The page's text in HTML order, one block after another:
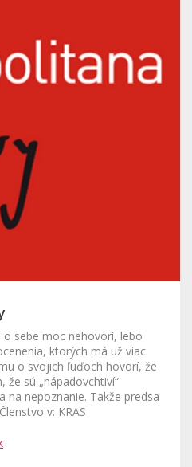
sebe moc nehovorí, lebo
ktorých má už viac
o svojich ľuďoch hovorí, že
že sú „nápadovchtiví“
na nepoznanie. Takže predsa
v: KRAS